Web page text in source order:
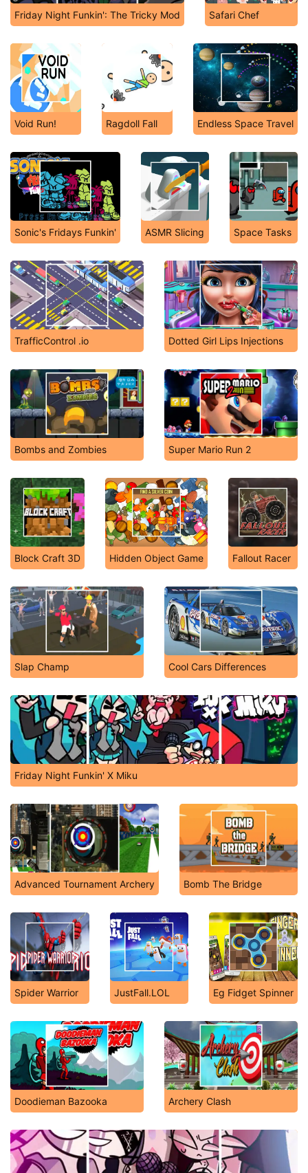
Friday Night Funkin': The Tricky Mod Safari Chef
Void Run! Ragdoll Fall Endless Space Travel
Sonic's Fridays Funkin' ASMR Slicing Space Tasks
TrafficControl .io Dotted Girl Lips Injections
Bombs and Zombies Super Mario Run 2
Block Craft 3D Hidden Object Game Fallout Racer
Slap Champ Cool Cars Differences
Friday Night Funkin' X Miku
Advanced Tournament Archery Bomb The Bridge
Spider Warrior JustFall.LOL Eg Fidget Spinner
Doodieman Bazooka Archery Clash